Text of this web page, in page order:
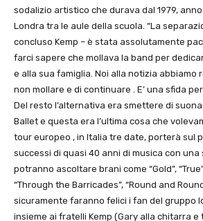
sodalizio artistico che durava dal 1979,
Londra tra le aule della scuola. “La
concluso Kemp – è stata assolutamente
farci sapere che mollava la band per
e alla sua famiglia. Noi alla notizia abbiamo
non mollare e di continuare . E’ una sfida
Del resto l’alternativa era smettere di
Ballet e questa era l’ultima cosa che
tour europeo , in Italia tre date, porterà sul
successi di quasi 40 anni di musica con
potranno ascoltare brani come “Gold”,
“Through the Barricades”, “Round and
sicuramente faranno felici i fan del gruppo
insieme ai fratelli Kemp (Gary alla chitarra e